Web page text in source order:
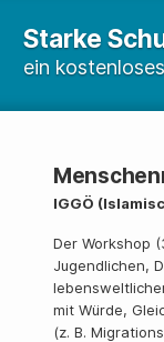
Starke
ein
IGGÖ
Der Workshop
Jugendlichen,
mit Würde,
(z. B.